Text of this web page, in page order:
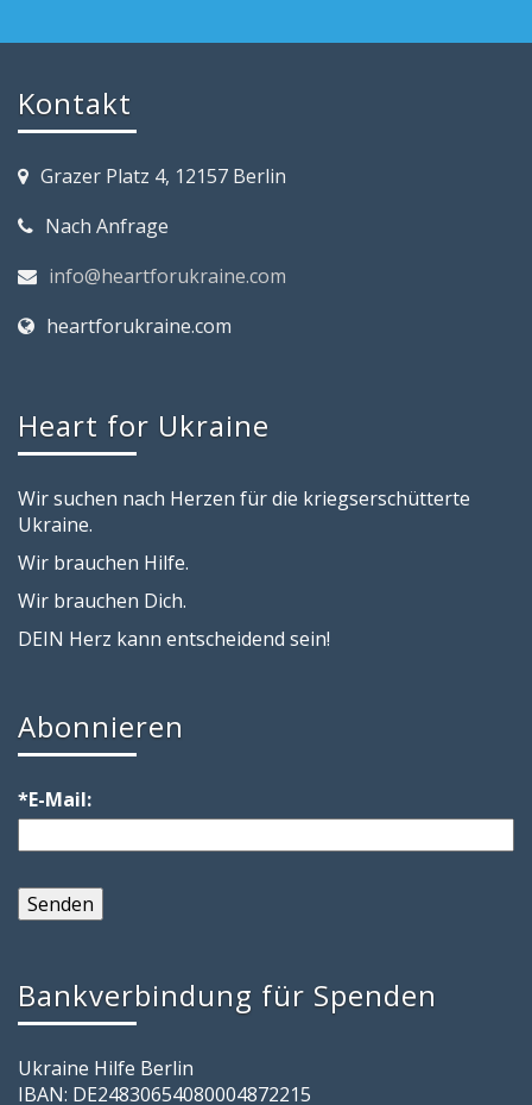
Kontakt
Grazer Platz 4, 12157 Berlin
Nach Anfrage
info@heartforukraine.com
heartforukraine.com
Heart for Ukraine
Wir suchen nach Herzen für die kriegserschütterte
Ukraine.
Wir brauchen Hilfe.
Wir brauchen Dich.
DEIN Herz kann entscheidend sein!
Abonnieren
*E-Mail:
Bankverbindung für Spenden
Ukraine Hilfe Berlin
IBAN: DE24830654080004872215